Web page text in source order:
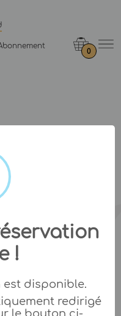
0
!
est disponible.
redirigé
le bouton ci-